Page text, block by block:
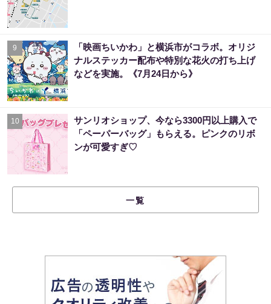
9
「映画ちいかわ」と横浜市がコラボ。オリジ
ナルステッカー配布や特別な花火の打ち上げ
などを実施。《7月24日から》
10
サンリオショップ、今なら3300円以上購入で
「ペーパーバッグ」もらえる。ピンクのリボ
ンが可愛すぎ♡
一覧